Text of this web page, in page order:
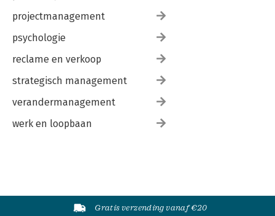
projectmanagement
psychologie
reclame en verkoop
strategisch management
verandermanagement
werk en loopbaan
Gratis verzending vanaf €20